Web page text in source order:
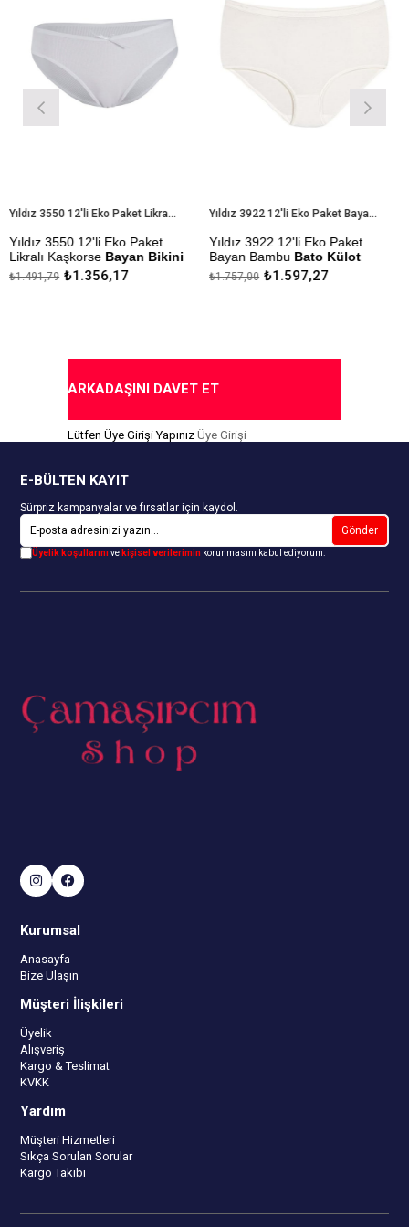
Yıldız 3550 12'li Eko Paket Likralı Kaşkorse Bayan Bikini Külot
3550 12'li Eko Paket
KaşkorseBayan Bikini
₺1.356,17
Yıldız 3922 12'li Eko Paket Bayan Bambu Bato Külot
Yıldız 3922 12'li Eko Paket
Bayan BambuBato Külot
Çekmezlik Sanfor Testi
₺1.597,27
₺1.757,00
ARKADAŞINI DAVET ET
Lütfen Üye Girişi Yapınız Üye Girişi
E-BÜLTEN KAYIT
Sürpriz kampanyalar ve fırsatlar için kaydol.
Gönder
Üyelik koşullarınıve kişisel verilerimin korunmasını kabul ediyorum.
Kurumsal
Anasayfa
Bize Ulaşın
Müşteri İlişkileri
Üyelik
Alışveriş
Kargo & Teslimat
KVKK
Yardım
Müşteri Hizmetleri
Sıkça Sorulan Sorular
Kargo Takibi